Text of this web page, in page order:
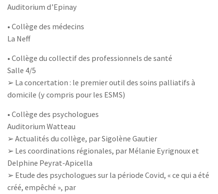
Auditorium d’Epinay
• Collège des médecins
La Neff
• Collège du collectif des professionnels de santé
Salle 4/5
➢ La concertation : le premier outil des soins palliatifs à
domicile (y compris pour les ESMS)
• Collège des psychologues
Auditorium Watteau
➢ Actualités du collège, par Sigolène Gautier
➢ Les coordinations régionales, par Mélanie Eyrignoux et
Delphine Peyrat-Apicella
➢ Etude des psychologues sur la période Covid, « ce qui a été
créé, empêché », par